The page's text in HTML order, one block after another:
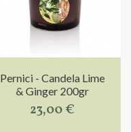
Pernici - Candela Lime
& Ginger 200gr
23,00 €